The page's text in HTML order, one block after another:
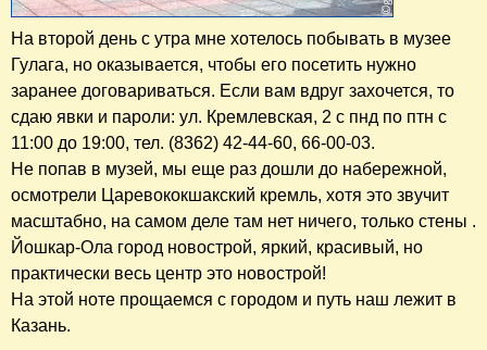
На второй день с утра мне хотелось побывать в музее
Гулага, но оказывается, чтобы его посетить нужно
заранее договариваться. Если вам вдруг захочется, то
сдаю явки и пароли: ул. Кремлевская, 2 с пнд по птн с
11:00 до 19:00, тел. (8362) 42-44-60, 66-00-03.
Не попав в музей, мы еще раз дошли до набережной,
осмотрели Царевококшакский кремль, хотя это звучит
масштабно, на самом деле там нет ничего, только стены .
Йошкар-Ола город новострой, яркий, красивый, но
практически весь центр это новострой!
На этой ноте прощаемся с городом и путь наш лежит в
Казань.